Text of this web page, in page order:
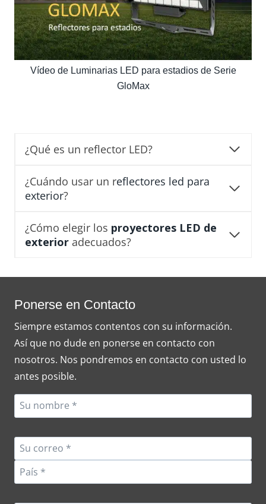
Vídeo de Luminarias LED para estadios de Serie
GloMax
¿Qué es un reflector LED?
¿Cuándo usar un reflectores led para
exterior?
¿Cómo elegir los proyectores LED de
exterior adecuados?
Ponerse en Contacto
Siempre estamos contentos con su información.
Así que no dude en ponerse en contacto con
nosotros. Nos pondremos en contacto con usted lo
antes posible.